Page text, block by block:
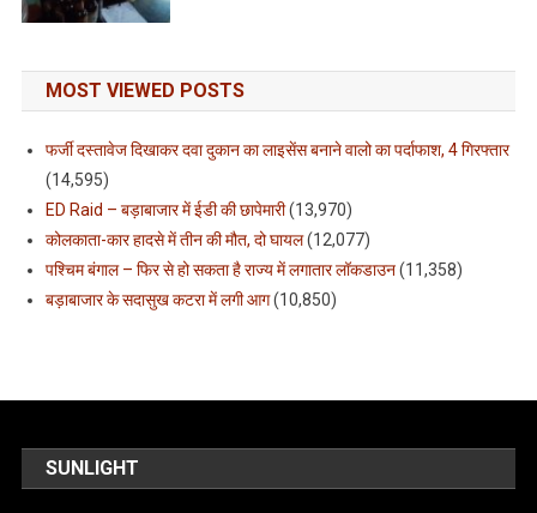
MOST VIEWED POSTS
फर्जी दस्तावेज दिखाकर दवा दुकान का लाइसेंस बनाने वालो का पर्दाफाश, 4 गिरफ्तार
(14,595)
ED Raid – बड़ाबाजार में ईडी की छापेमारी(13,970)
कोलकाता-कार हादसे में तीन की मौत, दो घायल(12,077)
पश्चिम बंगाल – फिर से हो सकता है राज्य में लगातार लॉकडाउन(11,358)
बड़ाबाजार के सदासुख कटरा में लगी आग(10,850)
SUNLIGHT